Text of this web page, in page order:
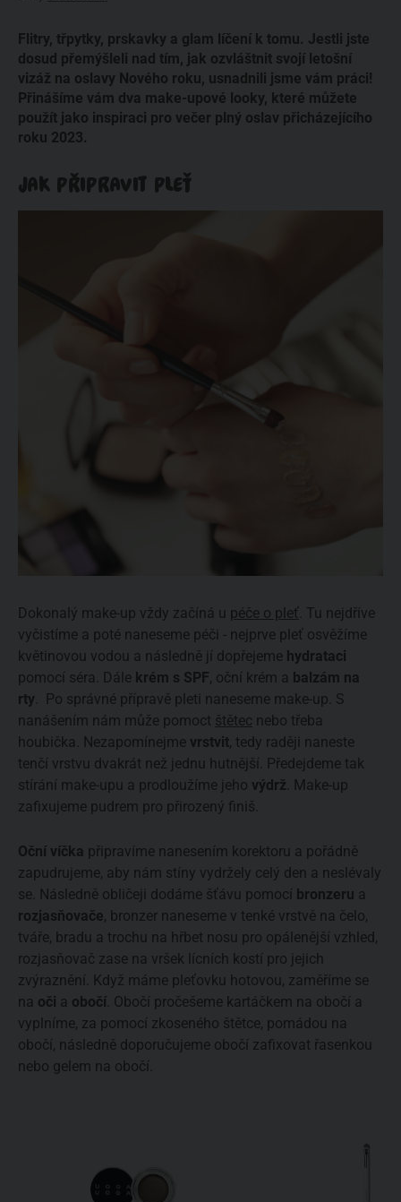
Flitry, třpytky, prskavky a glam líčení k tomu. Jestli jste
dosud přemýšleli nad tím, jak ozvláštnit svojí letošní
vizáž na oslavy Nového roku, usnadnili jsme vám práci!
Přinášíme vám dva make-upové looky, které můžete
použít jako inspiraci pro večer plný oslav přicházejícího
roku 2023.
JAK PŘIPRAVIT PLEŤ
Dokonalý make-up vždy začíná u péče o pleť . Tu nejdříve
vyčistíme a poté naneseme péči - nejprve pleť osvěžíme
květinovou vodou a následně jí dopřejeme hydrataci
pomocí séra. Dále krém s SPF, oční krém a balzám na
rty . Po správné přípravě pleti naneseme make-up. S
nanášením nám může pomoct štětec nebo třeba
houbička. Nezapomínejme vrstvit, tedy raději naneste
tenčí vrstvu dvakrát než jednu hutnější. Předejdeme tak
stírání make-upu a prodloužíme jeho výdrž . Make-up
zafixujeme pudrem pro přirozený finiš.
Oční víčka připravíme nanesením korektoru a pořádně
zapudrujeme, aby nám stíny vydržely celý den a neslévaly
se. Následně obličeji dodáme šťávu pomocí bronzeru a
rozjasňovače, bronzer naneseme v tenké vrstvě na čelo,
tváře, bradu a trochu na hřbet nosu pro opálenější vzhled,
rozjasňovač zase na vršek lícních kostí pro jejich
zvýraznění. Když máme pleťovku hotovou, zaměříme se
na oči a obočí . Obočí pročešeme kartáčkem na obočí a
vyplníme, za pomocí zkoseného štětce, pomádou na
obočí, následně doporučujeme obočí zafixovat řasenkou
nebo gelem na obočí.